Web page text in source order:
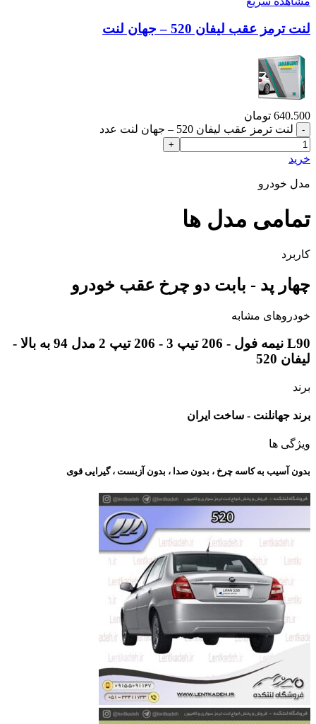
لنت ترمز عقب لیفان 520 – جهان لنت
640.500 تومان
لنت ترمز عقب لیفان 520 – جهان لنت عدد
خرید
مدل خودرو
تمامی مدل ها
کاربرد
چهار پد - بابت دو چرخ عقب خودرو
خودروهای مشابه
L90 نیمه فول - 206 تیپ 3 - 206 تیپ 2 مدل 94 به بالا -
لیفان 520
برند
برند جهانلنت - ساخت ایران
ویژگی ها
بدون آسیب به کاسه چرخ ، بدون صدا ، بدون آزبست ، گیرایی قوی​